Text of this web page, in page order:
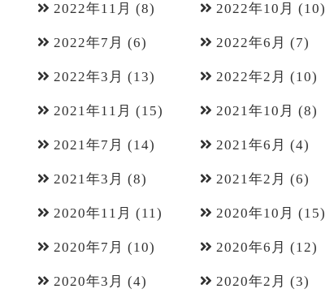
2022年11月 (8) 2022年10月 (10)
2022年7月 (6) 2022年6月 (7)
2022年3月 (13) 2022年2月 (10)
2021年11月 (15) 2021年10月 (8)
2021年7月 (14) 2021年6月 (4)
2021年3月 (8) 2021年2月 (6)
2020年11月 (11) 2020年10月 (15)
2020年7月 (10) 2020年6月 (12)
2020年3月 (4) 2020年2月 (3)